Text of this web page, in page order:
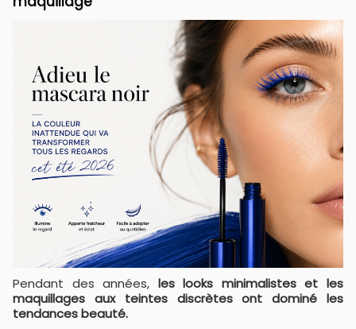
Pendant des années, les looks minimalistes et les
maquillages aux teintes discrètes ont dominé les
tendances beauté.